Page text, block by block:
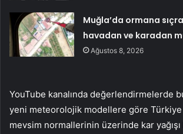
Muğla’da ormana
havadan ve karadan
Ağustos 8, 2026
YouTube kanalında değerlendirmelerde
yeni meteorolojik modellere göre
mevsim normallerinin üzerinde kar